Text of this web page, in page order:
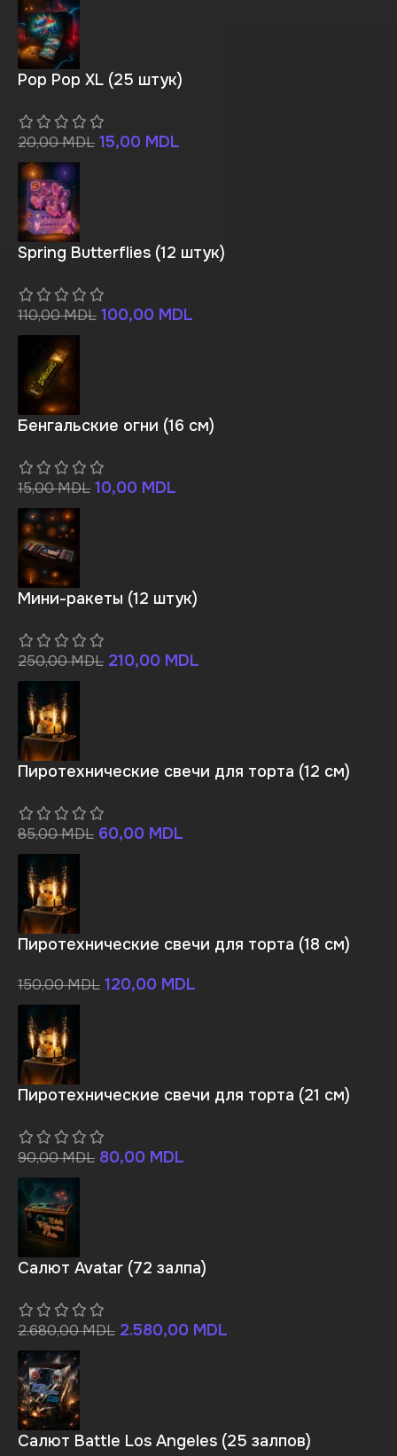
Pop Pop XL (25 штук)
20,00MDL 15,00 MDL
Spring Butterflies (12 штук)
110,00MDL 100,00 MDL
Бенгальские огни (16 см)
15,00MDL 10,00 MDL
Мини-ракеты (12 штук)
250,00MDL 210,00 MDL
Пиротехнические свечи для торта (12 см)
85,00MDL 60,00 MDL
Пиротехнические свечи для торта (18 см)
150,00MDL 120,00 MDL
Пиротехнические свечи для торта (21 см)
90,00MDL 80,00 MDL
Салют Avatar (72 залпа)
2.680,00MDL 2.580,00 MDL
Салют Battle Los Angeles (25 залпов)